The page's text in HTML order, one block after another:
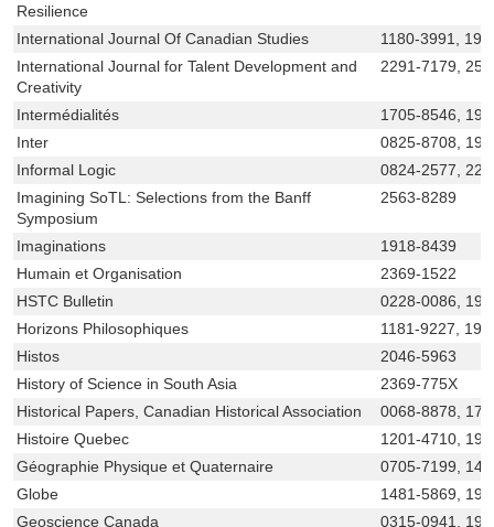
Resilience
International Journal Of Canadian Studies
1180-3991,
International Journal for Talent Development and
Creativity
2291-7179,
Intermédialités
1705-8546,
Inter
0825-8708,
Informal Logic
0824-2577,
Imagining SoTL: Selections from the Banff
Symposium
2563-8289
Imaginations
1918-8439
Humain et Organisation
2369-1522
HSTC Bulletin
0228-0086,
Horizons Philosophiques
1181-9227,
Histos
2046-5963
History of Science in South Asia
2369-775X
Historical Papers, Canadian Historical Association
0068-8878,
Histoire Quebec
1201-4710,
Géographie Physique et Quaternaire
0705-7199,
Globe
1481-5869,
Geoscience Canada
0315-0941,